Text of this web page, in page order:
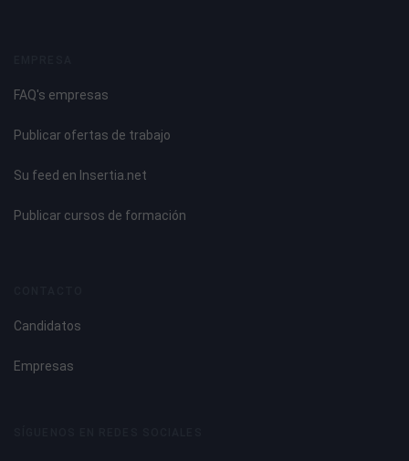
FAQ's empresas
Publicar ofertas de trabajo
Su feed en Insertia.net
Publicar cursos de formación
Candidatos
Empresas